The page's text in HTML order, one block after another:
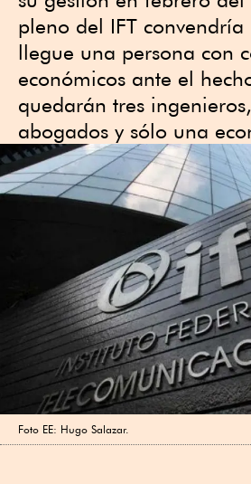
pleno del IFT convendría
llegue una persona con
económicos ante el
quedarán tres
abogados y sólo una
Foto EE: Hugo Salazar.